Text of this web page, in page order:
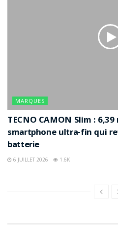
MARQUES
TECNO CAMON Slim :
smartphone ultra-fin qui
batterie
6 JUILLET 2026 1.6K